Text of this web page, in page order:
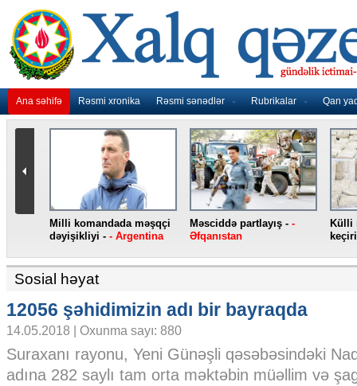
Ana səhifə Rəsmi xronika Rəsmi sənədlər Rubrikalar Qan
qarət edilib --
Yeni “iPhone”
smartfonları -
- ABŞ
“Atletiko” Lemarı
Sosial həyat
12056 şəhidimizin adı bir bayraqda
14.05.2018 | Oxunma sayı: 880
Suraxanı rayonu, Yeni Günəşli qəsəbəsindəki
adına 282 saylı tam orta məktəbin müəllim və